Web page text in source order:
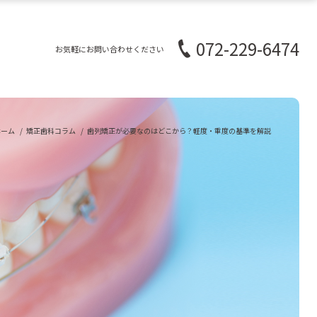
お気軽にお問い合わせください 072-229-6474
ム 矯正歯科コラム 歯列矯正が必要なのはどこから？軽度・重度の基準を解説